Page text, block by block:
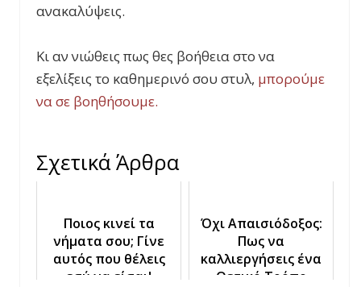
ανακαλύψεις.
Κι αν νιώθεις πως θες βοήθεια στο να
εξελίξεις το καθημερινό σου στυλ, μπορούμε
να σε βοηθήσουμε.
Σχετικά Άρθρα
Ποιος κινεί τα
νήματα σου; Γίνε
αυτός που θέλεις
εσύ να είσαι!
Όχι Απαισιόδοξος:
Πως να
καλλιεργήσεις ένα
Θετικό Τρόπο